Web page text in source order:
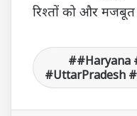
रिश्तों को और मजबूत
#Haryana
#UttarPradesh